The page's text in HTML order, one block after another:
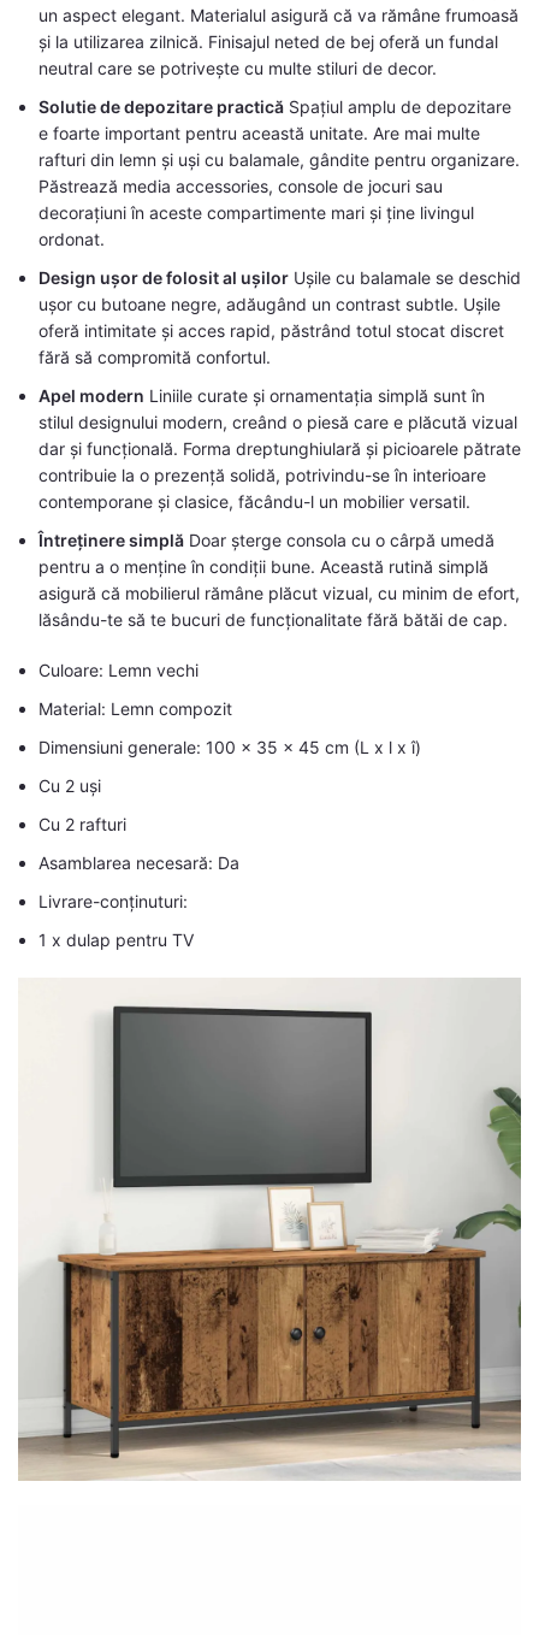
un aspect elegant. Materialul asigură că va rămâne frumoasă
și la utilizarea zilnică. Finisajul neted de bej oferă un fundal
neutral care se potrivește cu multe stiluri de decor.
Solutie de depozitare practică Spațiul amplu de depozitare
e foarte important pentru această unitate. Are mai multe
rafturi din lemn și uși cu balamale, gândite pentru organizare.
Păstrează media accessories, console de jocuri sau
decorațiuni în aceste compartimente mari și ține livingul
ordonat.
Design ușor de folosit al ușilor Ușile cu balamale se deschid
ușor cu butoane negre, adăugând un contrast subtle. Ușile
oferă intimitate și acces rapid, păstrând totul stocat discret
fără să compromită confortul.
Apel modern Liniile curate și ornamentația simplă sunt în
stilul designului modern, creând o piesă care e plăcută vizual
dar și funcțională. Forma dreptunghiulară și picioarele pătrate
contribuie la o prezență solidă, potrivindu-se în interioare
contemporane și clasice, făcându-l un mobilier versatil.
Întreținere simplă Doar șterge consola cu o cârpă umedă
pentru a o menține în condiții bune. Această rutină simplă
asigură că mobilierul rămâne plăcut vizual, cu minim de efort,
lăsându-te să te bucuri de funcționalitate fără bătăi de cap.
Culoare: Lemn vechi
Material: Lemn compozit
Dimensiuni generale: 100 x 35 x 45 cm (L x l x î)
Cu 2 uși
Cu 2 rafturi
Asamblarea necesară: Da
Livrare-conținuturi:
1 x dulap pentru TV